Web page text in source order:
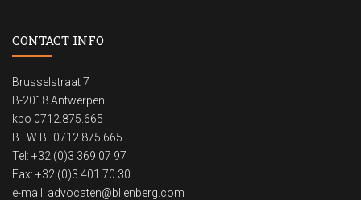
CONTACT INFO
Brusselstraat 7
B-2018 Antwerpen
kbo 0712.875.665
BTW BE0712.875.665
Tel: +32 (0)3 369 07 97
Fax: +32 (0)3 401 70 30
e-mail: advocaten@blienberg.com